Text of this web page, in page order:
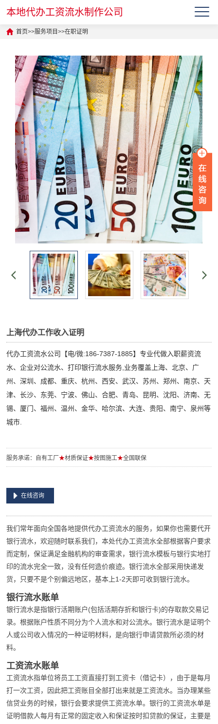
本地代办工资流水制作公司
首页>>服务项目>>在职证明
上海代办工作收入证明
代办工资流水公司【电/微:186-7387-1885】专业代做入职薪资流
水、企业对公流水、打印银行流水服务,业务覆盖上海、北京、广
州、深圳、成都、重庆、杭州、西安、武汉、苏州、郑州、南京、天
津、长沙、东莞、宁波、佛山、合肥、青岛、昆明、沈阳、济南、无
锡、厦门、福州、温州、金华、哈尔滨、大连、贵阳、南宁、泉州等
城市.
服务承诺：自有工厂★材质保证★按图施工★全国联保
在线咨询
我们常年面向全国各地提供代办工资流水的服务，如果你也需要代开
银行流水，欢迎随时联系我们，本处代办工资流水全部根据客户要求
而定制，保证满足金融机构的审查需求，银行流水模板与银行实地打
印的流水完全一致，没有任何造价痕迹。银行流水全部采用快递发
货，只要不是个别偏远地区，基本上1-2天即可收到银行流水。
银行流水账单
银行流水是指银行活期账户(包括活期存折和银行卡)的存取款交易记
录。根据账户性质不同分为个人流水和对公流水。银行流水是证明个
人或公司收入情况的一种证明材料，是向银行申请贷款所必须的材
料。
工资流水账单
工资流水指单位将员工工资直接打到工资卡（借记卡），由于是每月
打一次工资，因此把工资账目全部打出来就是工资流水。当办理某些
信贷业务的时候，银行会要求提供工资流水单。银行的工资流水单是
证明借款人每月有正常的固定收入和保证按时扣贷款的保证，主要是